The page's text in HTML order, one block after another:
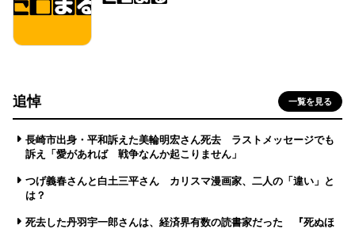
追悼 一覧を見る
長崎市出身・平和訴えた美輪明宏さん死去 ラストメッセージでも
訴え「愛があれば 戦争なんか起こりません」
つげ義春さんと白土三平さん カリスマ漫画家、二人の「違い」と
は？
死去した丹羽宇一郎さんは、経済界有数の読書家だった 『死ぬほ